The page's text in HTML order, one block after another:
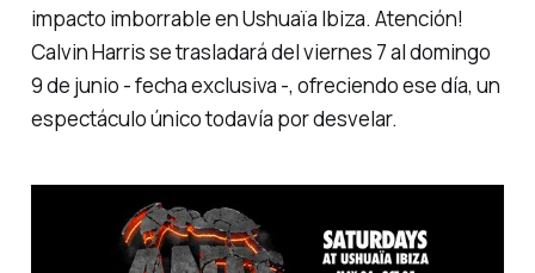
impacto imborrable en Ushuaïa Ibiza. Atención!
Calvin Harris se trasladará del viernes 7 al domingo
9 de junio -fecha exclusiva -, ofreciendo ese día, un
espectáculo único todavía por desvelar.